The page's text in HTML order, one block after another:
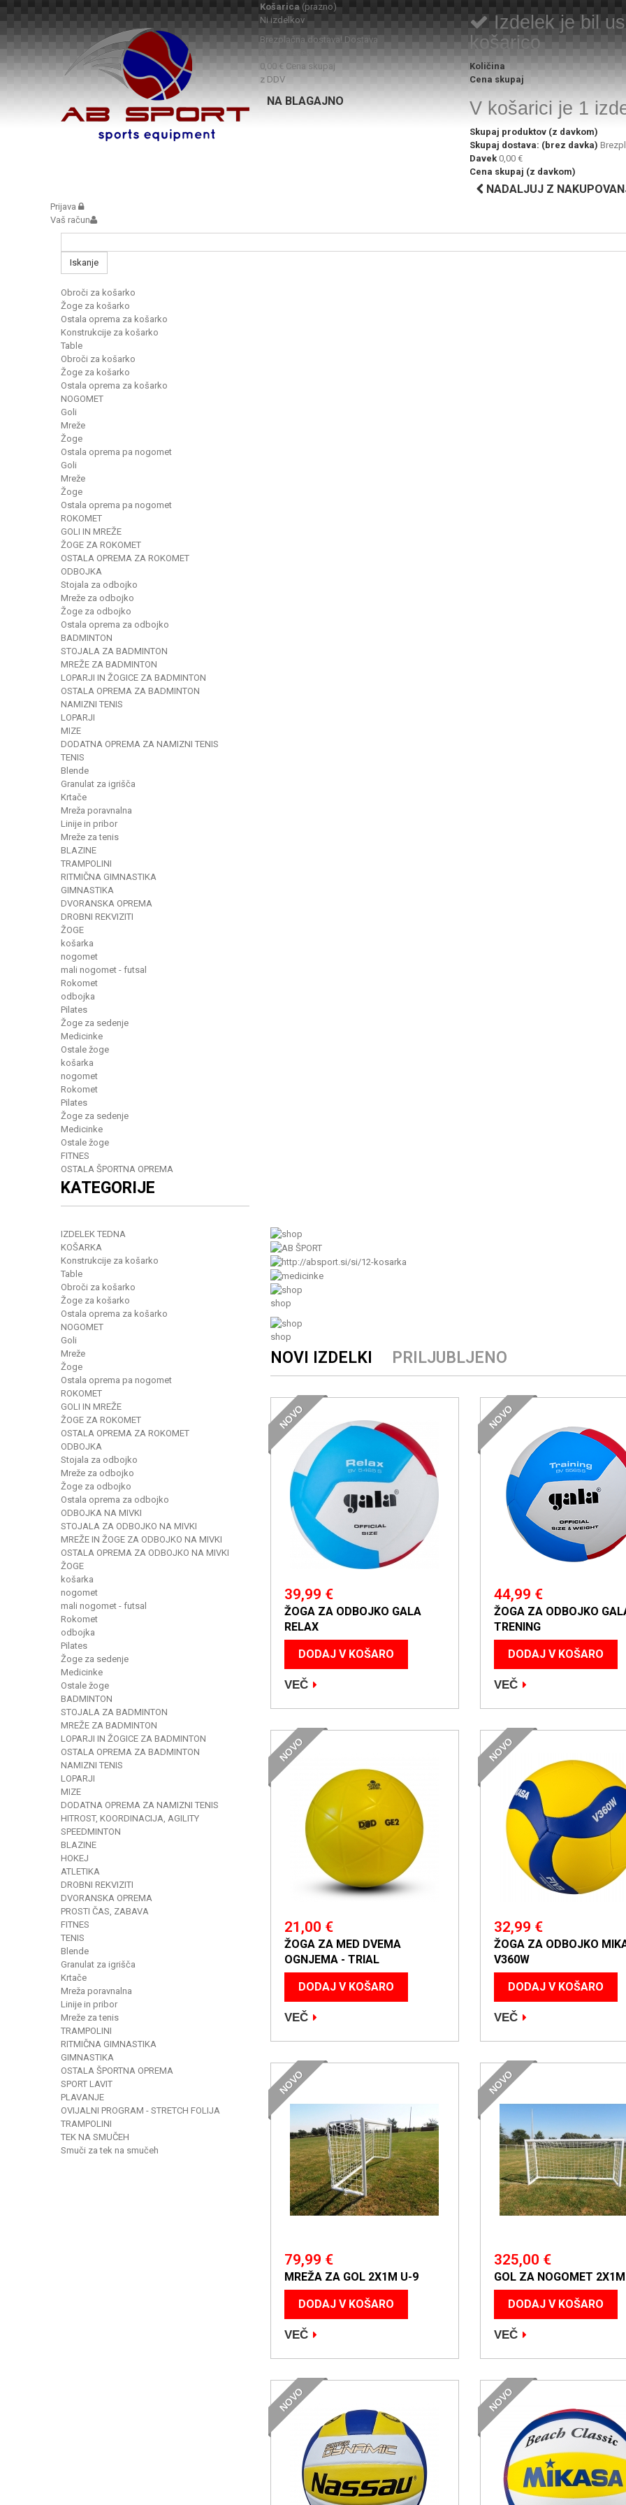
Košarica (prazno)
Ni izdelkov
Brezplačna dostava! Dostava
0,00 € Cena skupaj
z DDV
NA BLAGAJNO
Izdelek je bil
košarico
Količina
Cena skupaj
V košarici je 1
Skupaj produktov (z davkom)
Skupaj dostava: (brez davka)
Davek 0,00 €
Cena skupaj (z davkom)
NADALJUJ Z
Prijava
Vaš račun
Iskanje
Obroči za košarko
Žoge za košarko
Ostala oprema za košarko
Konstrukcije za košarko
Table
Obroči za košarko
Žoge za košarko
Ostala oprema za košarko
NOGOMET
Goli
Mreže
Žoge
Ostala oprema pa nogomet
Goli
Mreže
Žoge
Ostala oprema pa nogomet
ROKOMET
GOLI IN MREŽE
ŽOGE ZA ROKOMET
OSTALA OPREMA ZA ROKOMET
ODBOJKA
Stojala za odbojko
Mreže za odbojko
Žoge za odbojko
Ostala oprema za odbojko
BADMINTON
STOJALA ZA BADMINTON
MREŽE ZA BADMINTON
LOPARJI IN ŽOGICE ZA BADMINTON
OSTALA OPREMA ZA BADMINTON
NAMIZNI TENIS
LOPARJI
MIZE
DODATNA OPREMA ZA NAMIZNI TENIS
TENIS
Blende
Granulat za igrišča
Krtače
Mreža poravnalna
Linije in pribor
Mreže za tenis
BLAZINE
TRAMPOLINI
RITMIČNA GIMNASTIKA
GIMNASTIKA
DVORANSKA OPREMA
DROBNI REKVIZITI
ŽOGE
košarka
nogomet
mali nogomet - futsal
Rokomet
odbojka
Pilates
Žoge za sedenje
Medicinke
Ostale žoge
košarka
nogomet
Rokomet
Pilates
Žoge za sedenje
Medicinke
Ostale žoge
FITNES
OSTALA ŠPORTNA OPREMA
KATEGORIJE
IZDELEK TEDNA
KOŠARKA
Konstrukcije za košarko
Table
Obroči za košarko
Žoge za košarko
Ostala oprema za košarko
NOGOMET
Goli
Mreže
Žoge
Ostala oprema pa nogomet
ROKOMET
GOLI IN MREŽE
ŽOGE ZA ROKOMET
OSTALA OPREMA ZA ROKOMET
ODBOJKA
Stojala za odbojko
Mreže za odbojko
Žoge za odbojko
Ostala oprema za odbojko
ODBOJKA NA MIVKI
STOJALA ZA ODBOJKO NA MIVKI
MREŽE IN ŽOGE ZA ODBOJKO NA MIVKI
OSTALA OPREMA ZA ODBOJKO NA MIVKI
ŽOGE
košarka
nogomet
mali nogomet - futsal
Rokomet
odbojka
Pilates
Žoge za sedenje
Medicinke
Ostale žoge
BADMINTON
STOJALA ZA BADMINTON
MREŽE ZA BADMINTON
LOPARJI IN ŽOGICE ZA BADMINTON
OSTALA OPREMA ZA BADMINTON
NAMIZNI TENIS
LOPARJI
MIZE
DODATNA OPREMA ZA NAMIZNI TENIS
HITROST, KOORDINACIJA, AGILITY
SPEEDMINTON
BLAZINE
HOKEJ
ATLETIKA
DROBNI REKVIZITI
DVORANSKA OPREMA
PROSTI ČAS, ZABAVA
FITNES
TENIS
Blende
Granulat za igrišča
Krtače
Mreža poravnalna
Linije in pribor
Mreže za tenis
TRAMPOLINI
RITMIČNA GIMNASTIKA
GIMNASTIKA
OSTALA ŠPORTNA OPREMA
SPORT LAVIT
PLAVANJE
OVIJALNI PROGRAM - STRETCH FOLIJA
TRAMPOLINI
TEK NA SMUČEH
Smuči za tek na smučeh
shop
shop
NOVI IZDELKI PRILJUBLJENO
NOVO
39,99 €
ŽOGA ZA ODBOJKO GALA
RELAX
DODAJ V KOŠARO
VEČ
NOVO
44,99 €
ŽOGA ZA ODBOJKO
TRENING
DODAJ V KOŠARO
VEČ
NOVO
21,00 €
ŽOGA ZA MED DVEMA
OGNJEMA - TRIAL
DODAJ V KOŠARO
VEČ
NOVO
32,99 €
ŽOGA ZA ODBOJKO
V360W
DODAJ V KOŠARO
VEČ
NOVO
79,99 €
MREŽA ZA GOL 2X1M U-9
DODAJ V KOŠARO
VEČ
NOVO
325,00 €
GOL ZA NOGOMET
DODAJ V KOŠARO
VEČ
NOVO NOVO